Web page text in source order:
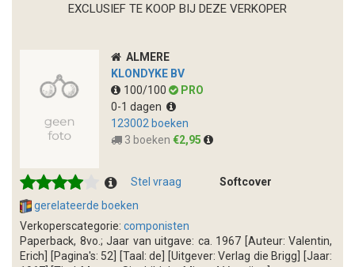
EXCLUSIEF TE KOOP BIJ DEZE VERKOPER
ALMERE
KLONDYKE BV
100/100
PRO
0-1 dagen
123002 boeken
3 boeken €2,95
Stel vraag
Softcover
gerelateerde boeken
Verkoperscategorie: componisten
Paperback, 8vo.; Jaar van uitgave: ca. 1967 [Auteur: Valentin,
Erich] [Pagina's: 52] [Taal: de] [Uitgever: Verlag die Brigg] [Jaar: